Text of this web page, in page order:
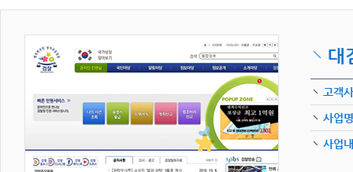
대
고객사
사업명
사업